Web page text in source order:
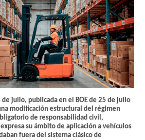
de julio, publicada en el BOE de 25 de julio
modificación estructural del régimen
de responsabilidad civil,
su ámbito de aplicación a vehículos
fuera del sistema clásico de